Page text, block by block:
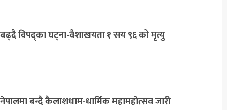
बढ्दै विपद्का घट्ना-वैशाखयता १ सय ९६ को मृत्यु
नेपालमा बन्दै कैलाशधाम-धार्मिक महामहोत्सव जारी